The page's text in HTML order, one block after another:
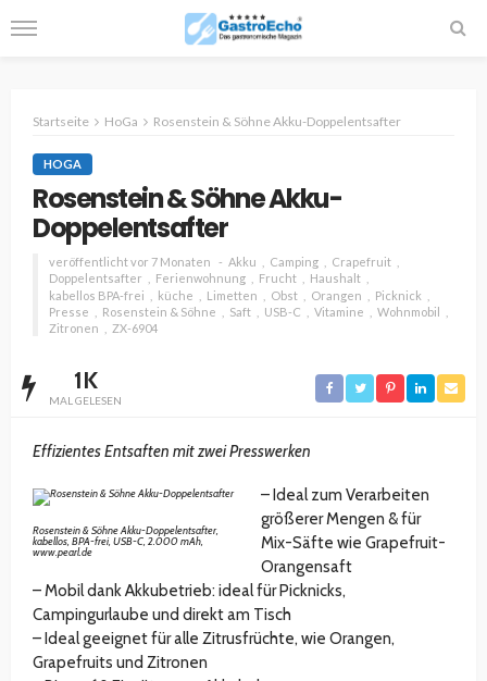
Startseite HoGa Rosenstein & Söhne Akku-Doppelentsafter
HOGA
Rosenstein & Söhne Akku-
Doppelentsafter
veröffentlicht vor 7 Monaten Akku Camping
Crapefruit
Doppelentsafter
Ferienwohnung Frucht
Haushalt
kabellos BPA-frei
küche Limetten Obst Orangen
Picknick
Presse
Rosenstein & Söhne Saft USB-C Vitamine
Wohnmobil
Zitronen
ZX-6904
1K
MAL GELESEN
Effizientes Entsaften mit zwei Presswerken
Rosenstein & Söhne Akku-Doppelentsafter,
kabellos, BPA-frei, USB-C, 2.000 mAh,
www.pearl.de
– Ideal zum Verarbeiten
größerer Mengen & für
Mix-Säfte wie Grapefruit-
Orangensaft
– Mobil dank Akkubetrieb: ideal für Picknicks,
Campingurlaube und direkt am Tisch
– Ideal geeignet für alle Zitrusfrüchte, wie Orangen,
Grapefruits und Zitronen